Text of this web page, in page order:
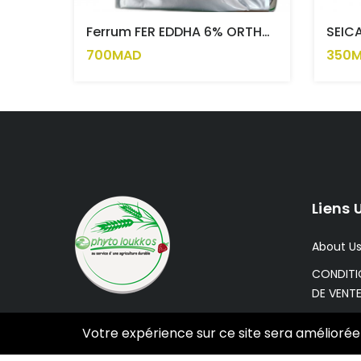
Ferrum FER EDDHA 6% ORTHO ORTHO 4.8%
700MAD
Liens
About Us
DE VENTE
Votre expérience sur ce site sera